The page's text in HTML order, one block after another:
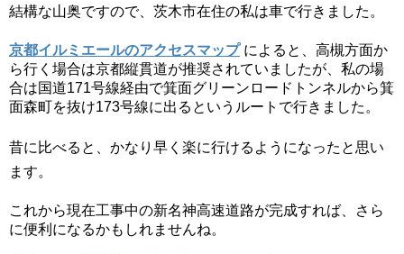
結構な山奥ですので、茨木市在住の私は車で行きました。
京都イルミエールのアクセスマップによると、高槻方面か
ら行く場合は京都縦貫道が推奨されていましたが、私の場
合は国道171号線経由で箕面グリーンロードトンネルから箕
面森町を抜け173号線に出るというルートで行きました。
昔に比べると、かなり早く楽に行けるようになったと思い
ます。
これから現在工事中の新名神高速道路が完成すれば、さら
に便利になるかもしれませんね。